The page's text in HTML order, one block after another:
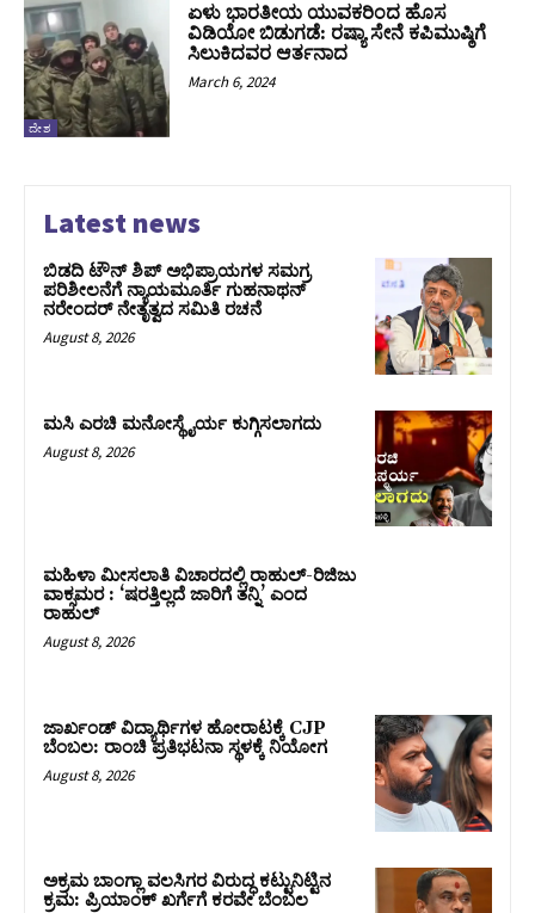
ದೇಶ
ಏಳು ಭಾರತೀಯ ಯುವಕರಿಂದ ಹೊಸ
ವಿಡಿಯೋ ಬಿಡುಗಡೆ: ರಷ್ಯಾ ಸೇನೆ ಕಪಿಮುಷ್ಠಿಗೆ
ಸಿಲುಕಿದವರ ಆರ್ತನಾದ
March 6, 2024
Latest news
ಬಿಡದಿ ಟೌನ್ ಶಿಪ್ ಅಭಿಪ್ರಾಯಗಳ ಸಮಗ್ರ
ಪರಿಶೀಲನೆಗೆ ನ್ಯಾಯಮೂರ್ತಿ ಗುಹನಾಥನ್
ನರೇಂದರ್ ನೇತೃತ್ವದ ಸಮಿತಿ ರಚನೆ
August 8, 2026
ಮಸಿ ಎರಚಿ ಮನೋಸ್ಥೈರ್ಯ ಕುಗ್ಗಿಸಲಾಗದು
August 8, 2026
ಮಹಿಳಾ ಮೀಸಲಾತಿ ವಿಚಾರದಲ್ಲಿ ರಾಹುಲ್‌-ರಿಜಿಜು
ವಾಕ್ಸಮರ : ‘ಷರತ್ತಿಲ್ಲದೆ ಜಾರಿಗೆ ತನ್ನಿ’ ಎಂದ
ರಾಹುಲ್‌
August 8, 2026
ಜಾರ್ಖಂಡ್‌ ವಿದ್ಯಾರ್ಥಿಗಳ ಹೋರಾಟಕ್ಕೆ CJP
ಬೆಂಬಲ: ರಾಂಚಿ ಪ್ರತಿಭಟನಾ ಸ್ಥಳಕ್ಕೆ ನಿಯೋಗ
August 8, 2026
ಅಕ್ರಮ ಬಾಂಗ್ಲಾ ವಲಸಿಗರ ವಿರುದ್ಧ ಕಟ್ಟುನಿಟ್ಟಿನ
ಕ್ರಮ: ಪ್ರಿಯಾಂಕ್ ಖರ್ಗೆಗೆ ಕರವೇ ಬೆಂಬಲ